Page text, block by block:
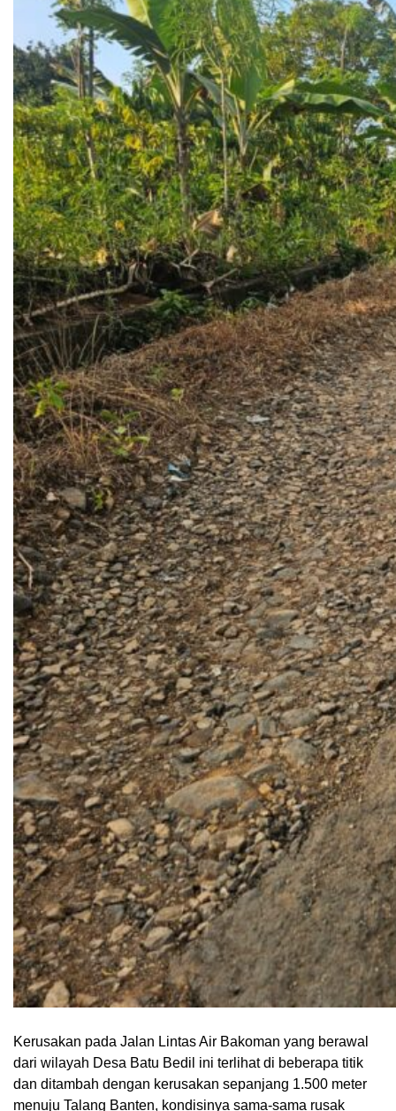
Kerusakan pada Jalan Lintas Air Bakoman yang berawal
dari wilayah Desa Batu Bedil ini terlihat di beberapa titik
dan ditambah dengan kerusakan sepanjang 1.500 meter
menuju Talang Banten, kondisinya sama-sama rusak